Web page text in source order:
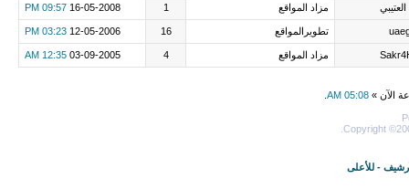
مزاد المواقع 1
16-05-2008
09:57 PM
تطويرالمواقع 16
12-05-2006
03:23 PM
مزاد المواقع 4
03-09-2005
12:35 AM
الآن » 05:08 AM
Copyright
- للأعلى